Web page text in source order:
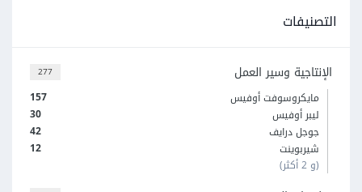
التصنيفات
277 الإنتاجية وسير العمل
157
مايكروسوفت أوفيس
30
ليبر أوفيس
42
جوجل درايف
12
شيربوينت
(و 2 أكثر)